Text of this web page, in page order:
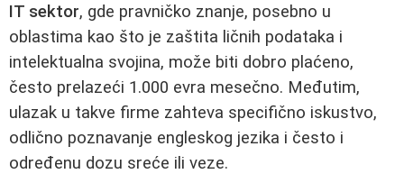
IT sektor, gde pravničko znanje, posebno u
oblastima kao što je zaštita ličnih podataka i
intelektualna svojina, može biti dobro plaćeno,
često prelazeći 1.000 evra mesečno. Međutim,
ulazak u takve firme zahteva specifično iskustvo,
odlično poznavanje engleskog jezika i često i
određenu dozu sreće ili veze.